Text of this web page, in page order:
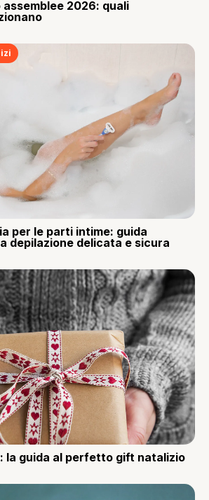
2026: quali
per le parti intime: guida
depilazione delicata e sicura
la guida al perfetto gift natalizio